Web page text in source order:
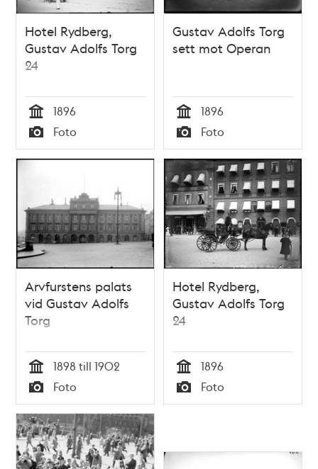
Hotel Rydberg,
Gustav Adolfs Torg
24
Tid
1896
Typ
Foto
Gustav Adolfs Torg
sett mot Operan
Tid
1896
Typ
Foto
Arvfurstens palats
vid Gustav Adolfs
Torg
Tid
1898 till 1902
Typ
Foto
Hotel Rydberg,
Gustav Adolfs Torg
24
Tid
1896
Typ
Foto